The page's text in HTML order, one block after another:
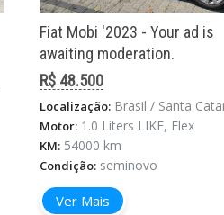
Fiat Mobi '2023 - Your ad is
awaiting moderation.
R$ 48.500
Localização: Brasil / Santa Catarina /
Motor: 1.0 Liters LIKE, Flex
KM: 54000 km
Condição: seminovo
Ver Mais